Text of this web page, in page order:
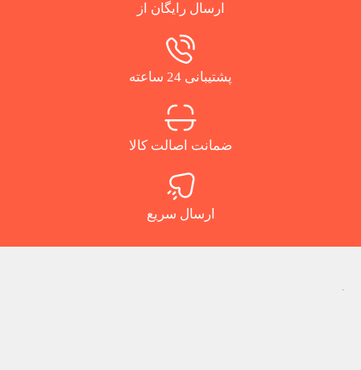
ارسال رایگان از
پشتیبانی 24 ساعته
ضمانت اصالت کالا
ارسال سریع
.